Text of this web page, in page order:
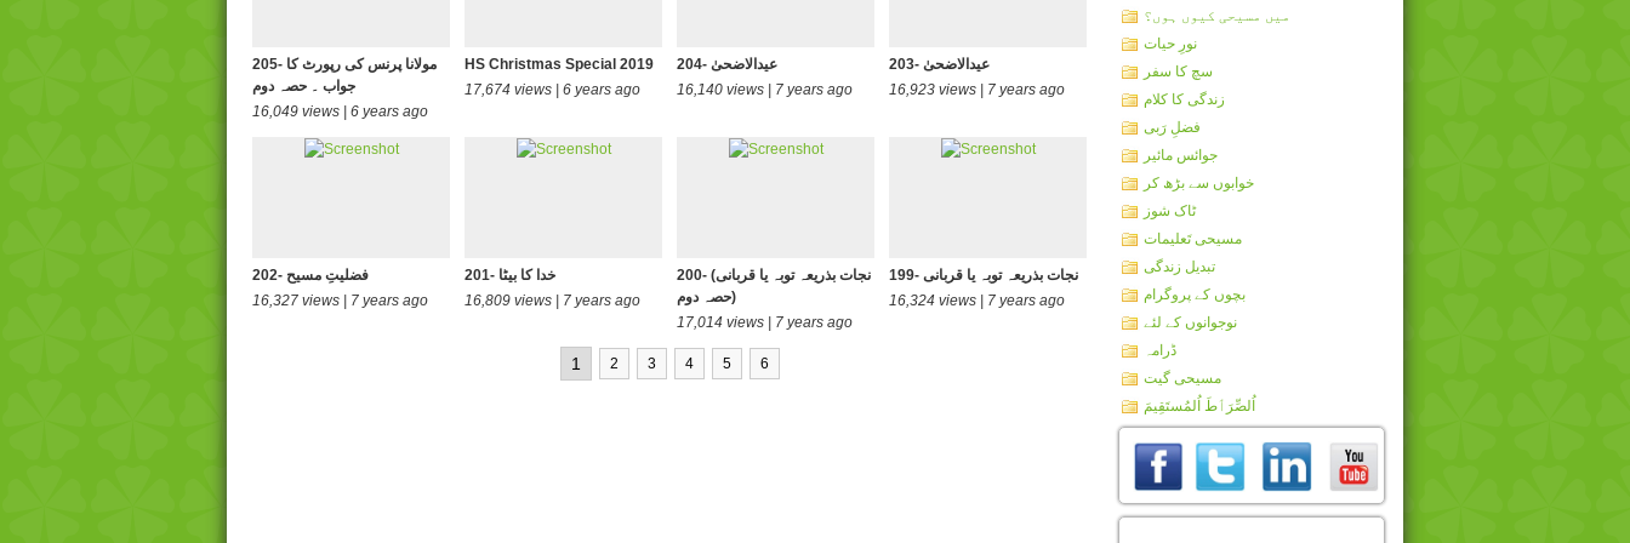
205- مولانا پرنس کی رپورٹ کا
جواب ۔ حصہ دوم
16,049 views | 6 years ago
HS Christmas Special 2019
17,674 views | 6 years ago
204- عیدالاضحیٰ
16,140 views | 7 years ago
203- عیدالاضحیٰ
16,923 views | 7 years ago
202- فضلیتِ مسیح
16,327 views | 7 years ago
201- خدا کا بیٹا
16,809 views | 7 years ago
200- (نجات بذریعہ توبہ یا قربانی
(حصہ دوم
17,014 views | 7 years ago
199- نجات بذریعہ توبہ یا قربانی
16,324 views | 7 years ago
1 2 3 4 5 6
میں مسیحی کیوں ہوں؟
نورِ حیات
سچ کا سفر
زندگی کا کلام
فضلِ رَبی
جوائس مائیر
خوابوں سے بڑھ کر
ٹاک شوز
مسیحی تَعلیمات
تبدیل زندگی
بچوں کے پروگرام
نوجوانوں کے لئے
ڈرامہ
مسیحی گیت
اُلصِّرَٲطَ اُلمُستَقِيمَ